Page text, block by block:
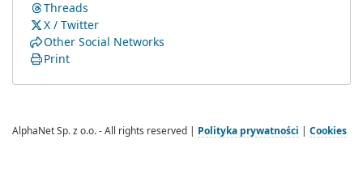
Threads
X / Twitter
Other Social Networks
Print
AlphaNet Sp. z o.o. - All rights reserved | Polityka prywatności Cookies